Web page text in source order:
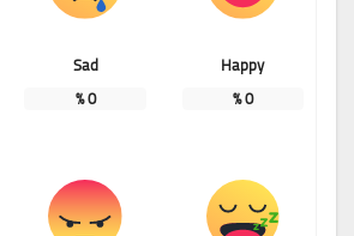
Happy
0
%
Sad
0
%